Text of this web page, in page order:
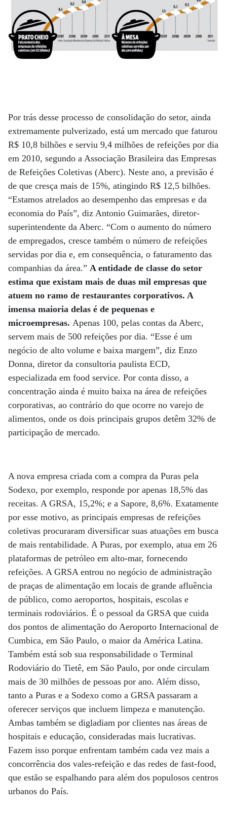
Por trás desse processo de consolidação do setor, ainda
extremamente pulverizado, está um mercado que faturou
R$ 10,8 bilhões e serviu 9,4 milhões de refeições por dia
em 2010, segundo a Associação Brasileira das Empresas
de Refeições Coletivas (Aberc). Neste ano, a previsão é
de que cresça mais de 15%, atingindo R$ 12,5 bilhões.
“Estamos atrelados ao desempenho das empresas e da
economia do País”, diz Antonio Guimarães, diretor-
superintendente da Aberc. “Com o aumento do número
de empregados, cresce também o número de refeições
servidas por dia e, em consequência, o faturamento das
companhias da área.” A entidade de classe do setor
estima que existam mais de duas mil empresas que
atuem no ramo de restaurantes corporativos. A
imensa maioria delas é de pequenas e
microempresas. Apenas 100, pelas contas da Aberc,
servem mais de 500 refeições por dia. “Esse é um
negócio de alto volume e baixa margem”, diz Enzo
Donna, diretor da consultoria paulista ECD,
especializada em food service. Por conta disso, a
concentração ainda é muito baixa na área de refeições
corporativas, ao contrário do que ocorre no varejo de
alimentos, onde os dois principais grupos detêm 32% de
participação de mercado.
A nova empresa criada com a compra da Puras pela
Sodexo, por exemplo, responde por apenas 18,5% das
receitas. A GRSA, 15,2%; e a Sapore, 8,6%. Exatamente
por esse motivo, as principais empresas de refeições
coletivas procuraram diversificar suas atuações em busca
de mais rentabilidade. A Puras, por exemplo, atua em 26
plataformas de petróleo em alto-mar, fornecendo
refeições. A GRSA entrou no negócio de administração
de praças de alimentação em locais de grande afluência
de público, como aeroportos, hospitais, escolas e
terminais rodoviários. É o pessoal da GRSA que cuida
dos pontos de alimentação do Aeroporto Internacional de
Cumbica, em São Paulo, o maior da América Latina.
Também está sob sua responsabilidade o Terminal
Rodoviário do Tietê, em São Paulo, por onde circulam
mais de 30 milhões de pessoas por ano. Além disso,
tanto a Puras e a Sodexo como a GRSA passaram a
oferecer serviços que incluem limpeza e manutenção.
Ambas também se digladiam por clientes nas áreas de
hospitais e educação, consideradas mais lucrativas.
Fazem isso porque enfrentam também cada vez mais a
concorrência dos vales-refeição e das redes de fast-food,
que estão se espalhando para além dos populosos centros
urbanos do País.